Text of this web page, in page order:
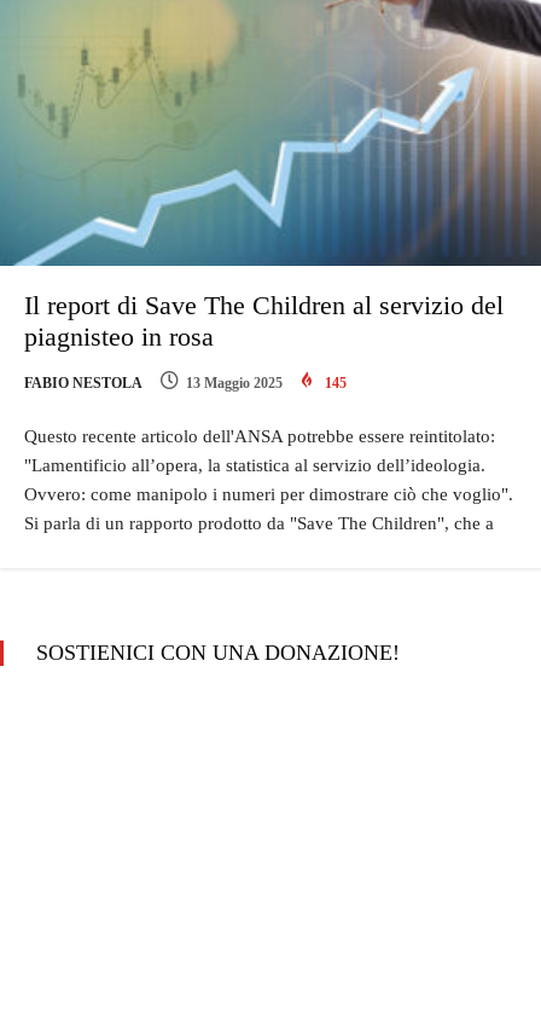
Il report di Save The Children al servizio del
piagnisteo in rosa
FABIO NESTOLA 13 Maggio 2025 145
Questo recente articolo dell'ANSA potrebbe essere reintitolato:
"Lamentificio all’opera, la statistica al servizio dell’ideologia.
Ovvero: come manipolo i numeri per dimostrare ciò che voglio".
Si parla di un rapporto prodotto da "Save The Children", che a
SOSTIENICI CON UNA DONAZIONE!